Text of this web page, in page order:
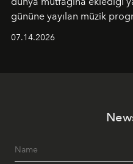
gününe yayılan müzik
07.14.2026